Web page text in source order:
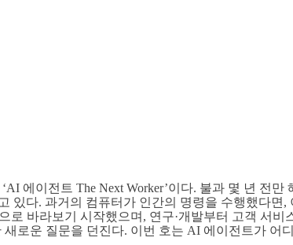
에이전트 The Next Worker’이다. 불과 몇 년
있다. 과거의 컴퓨터가 인간의 명령을 수행했다
바라보기 시작했으며, 연구·개발부터 고객 서
로운 질문을 던진다. 이번 호는 AI 에이전트가